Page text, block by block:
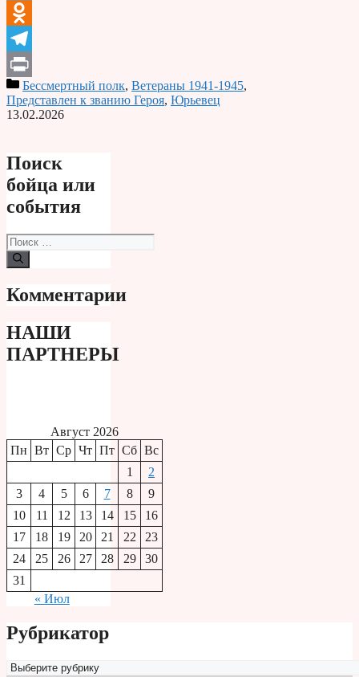
VK
Odnoklassniki
Telegram
PrintБессмертный полк, Ветераны 1941-1945,
Представлен к званию Героя, Юрьевец
13.02.2026
Поиск
бойца или
события
Поиск:
Комментарии
НАШИ
ПАРТНЕРЫ
Август 2026
Пн Вт Ср Чт Пт Сб Вс
1
2
3
4 5 6 7 8
9
10
11 12 13 14 15
16
17
18 19 20 21 22
23
24
25 26 27 28 29
30
31
« Июл
Рубрикатор
Рубрикатор